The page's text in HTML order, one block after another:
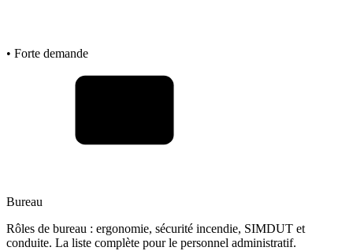
• Forte demande
Bureau
Rôles de bureau : ergonomie, sécurité incendie, SIMDUT et
conduite. La liste complète pour le personnel administratif.